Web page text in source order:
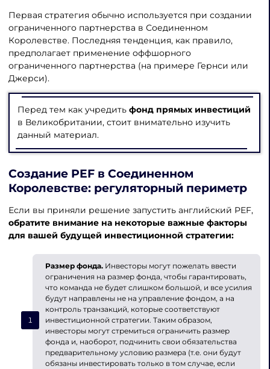
Первая стратегия обычно используется при создании
ограниченного партнерства в Соединенном
Королевстве. Последняя тенденция, как правило,
предполагает применение оффшорного
ограниченного партнерства (на примере Гернси или
Джерси).
Перед тем как учредитьфонд прямых инвестиций
в Великобритании, стоит внимательно изучить
данный материал.
Создание PEF в Соединенном
Королевстве: регуляторный периметр
Если вы приняли решение запустить английский PEF,
обратите внимание на некоторые важные факторы
для вашей будущей инвестиционной стратегии:
Размер фонда. Инвесторы могут пожелать ввести
ограничения на размер фонда, чтобы гарантировать,
что команда не будет слишком большой, и все усилия
будут направлены не на управление фондом, а на
контроль транзакций, которые соответствуют
инвестиционной стратегии. Таким образом,
инвесторы могут стремиться ограничить размер
фонда и, наоборот, подчинить свои обязательства
предварительному условию размера (т.е. они будут
обязаны инвестировать только в том случае, если